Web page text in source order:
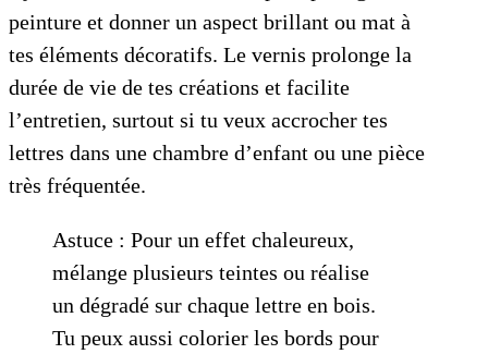
peinture et donner un aspect brillant ou mat à
tes éléments décoratifs. Le vernis prolonge la
durée de vie de tes créations et facilite
l’entretien, surtout si tu veux accrocher tes
lettres dans une chambre d’enfant ou une pièce
très fréquentée.
Astuce : Pour un effet chaleureux,
mélange plusieurs teintes ou réalise
un dégradé sur chaque lettre en bois.
Tu peux aussi colorier les bords pour